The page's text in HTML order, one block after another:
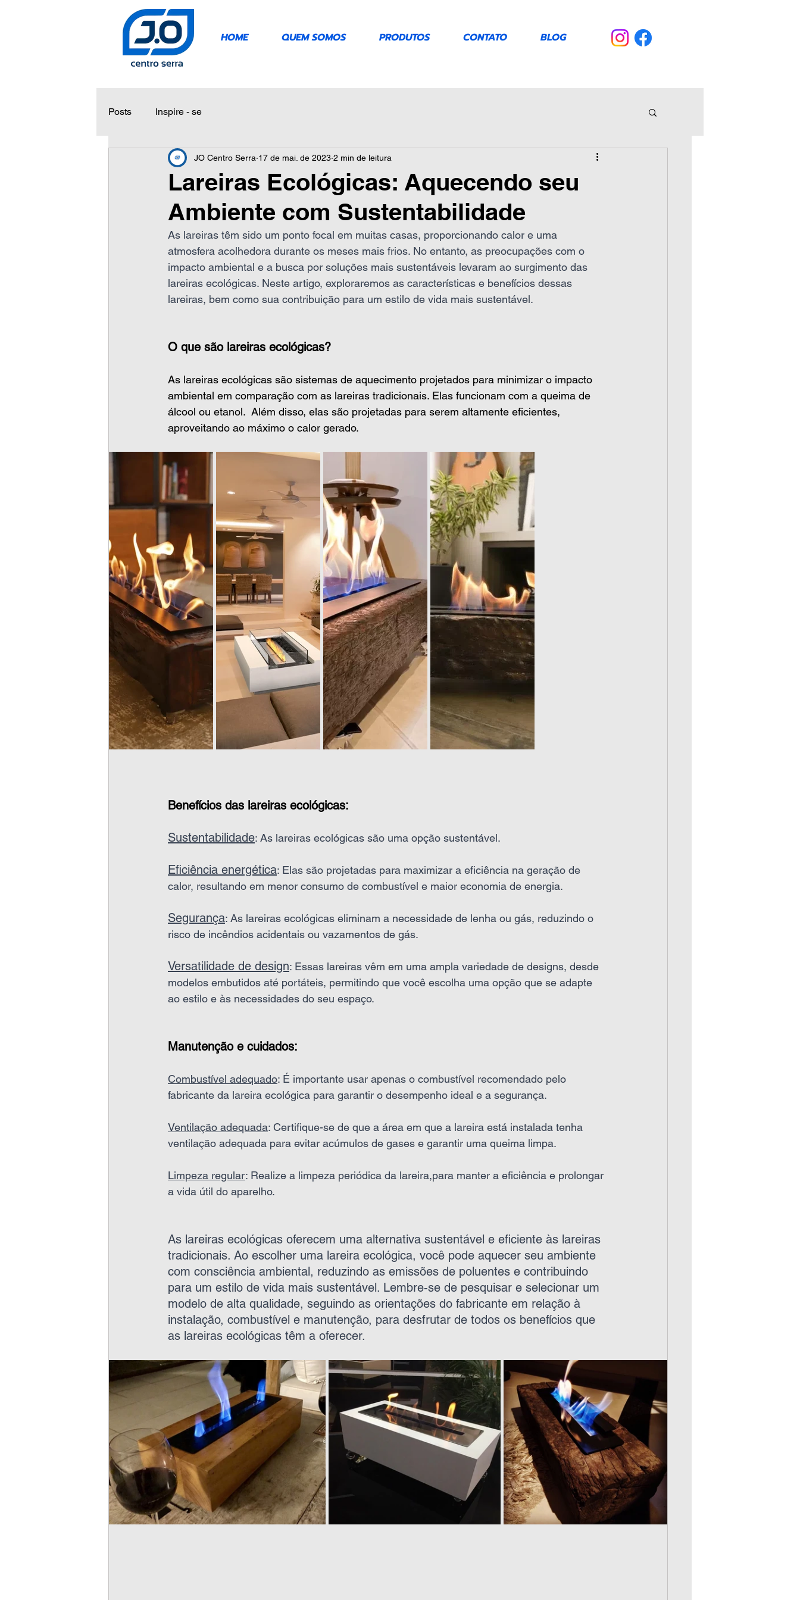
HOME QUEM SOMOS PRODUTOS CONTATO BLOG
Posts Inspire - se
Lareiras Ecológicas: Aquecendo seu
Ambiente com Sustentabilidade
JO Centro Serra 17 de mai. de 2023 2 min de leitura
As lareiras têm sido um ponto focal em muitas casas, proporcionando calor e uma
atmosfera acolhedora durante os meses mais frios. No entanto, as preocupações com o
impacto ambiental e a busca por soluções mais sustentáveis levaram ao surgimento das
lareiras ecológicas. Neste artigo, exploraremos as características e benefícios dessas
lareiras, bem como sua contribuição para um estilo de vida mais sustentável.
O que são lareiras ecológicas?
As lareiras ecológicas são sistemas de aquecimento projetados para minimizar o impacto
ambiental em comparação com as lareiras tradicionais. Elas funcionam com a queima de
álcool ou etanol.  Além disso, elas são projetadas para serem altamente eficientes,
aproveitando ao máximo o calor gerado.
Benefícios das lareiras ecológicas:
Sustentabilidade: As lareiras ecológicas são uma opção sustentável.
Eficiência energética: Elas são projetadas para maximizar a eficiência na geração de
calor, resultando em menor consumo de combustível e maior economia de energia.
Segurança: As lareiras ecológicas eliminam a necessidade de lenha ou gás, reduzindo o
risco de incêndios acidentais ou vazamentos de gás.
Versatilidade de design: Essas lareiras vêm em uma ampla variedade de designs, desde
modelos embutidos até portáteis, permitindo que você escolha uma opção que se adapte
ao estilo e às necessidades do seu espaço.
Manutenção e cuidados:
Combustível adequado: É importante usar apenas o combustível recomendado pelo
fabricante da lareira ecológica para garantir o desempenho ideal e a segurança.
Ventilação adequada: Certifique-se de que a área em que a lareira está instalada tenha
ventilação adequada para evitar acúmulos de gases e garantir uma queima limpa.
Limpeza regular: Realize a limpeza periódica da lareira,para manter a eficiência e prolongar
a vida útil do aparelho.
As lareiras ecológicas oferecem uma alternativa sustentável e eficiente às lareiras
tradicionais. Ao escolher uma lareira ecológica, você pode aquecer seu ambiente
com consciência ambiental, reduzindo as emissões de poluentes e contribuindo
para um estilo de vida mais sustentável. Lembre-se de pesquisar e selecionar um
modelo de alta qualidade, seguindo as orientações do fabricante em relação à
instalação, combustível e manutenção, para desfrutar de todos os benefícios que
as lareiras ecológicas têm a oferecer.